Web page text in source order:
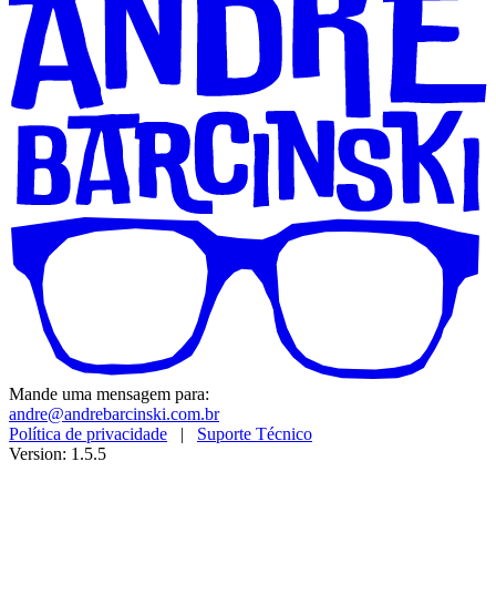
Mande uma mensagem para:
andre@andrebarcinski.com.br
Política de privacidade | Suporte Técnico
Version: 1.5.5